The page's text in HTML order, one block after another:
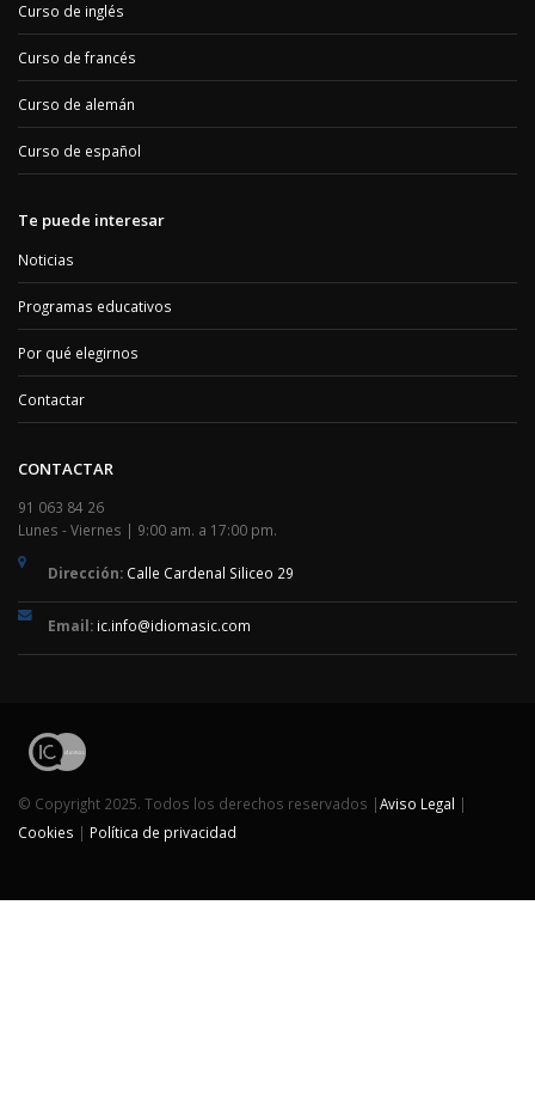
Curso de inglés
Curso de francés
Curso de alemán
Curso de español
Te puede interesar
Noticias
Programas educativos
Por qué elegirnos
Contactar
CONTACTAR
91 063 84 26
Lunes - Viernes | 9:00 am. a 17:00 pm.
Dirección: Calle Cardenal Siliceo 29
Email: ic.info@idiomasic.com
© Copyright 2025. Todos los derechos reservados |Aviso Legal |
Cookies | Política de privacidad